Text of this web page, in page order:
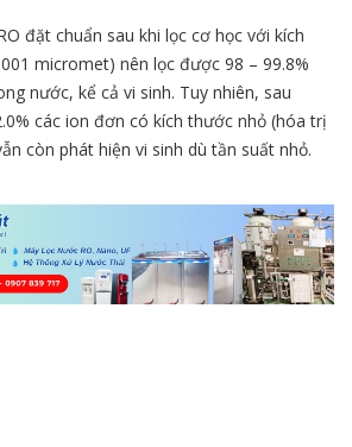
đặt chuẩn sau khi lọc cơ học với kích
micromet) nên lọc được 98 – 99.8%
nước, kể cả vi sinh. Tuy nhiên, sau
các ion đơn có kích thước nhỏ (hóa trị
còn phát hiện vi sinh dù tần suất nhỏ.